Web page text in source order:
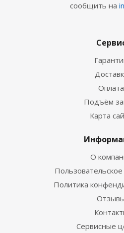
сообщить на
Оплата
Подъём
Карта
О
Политика
Сервисные